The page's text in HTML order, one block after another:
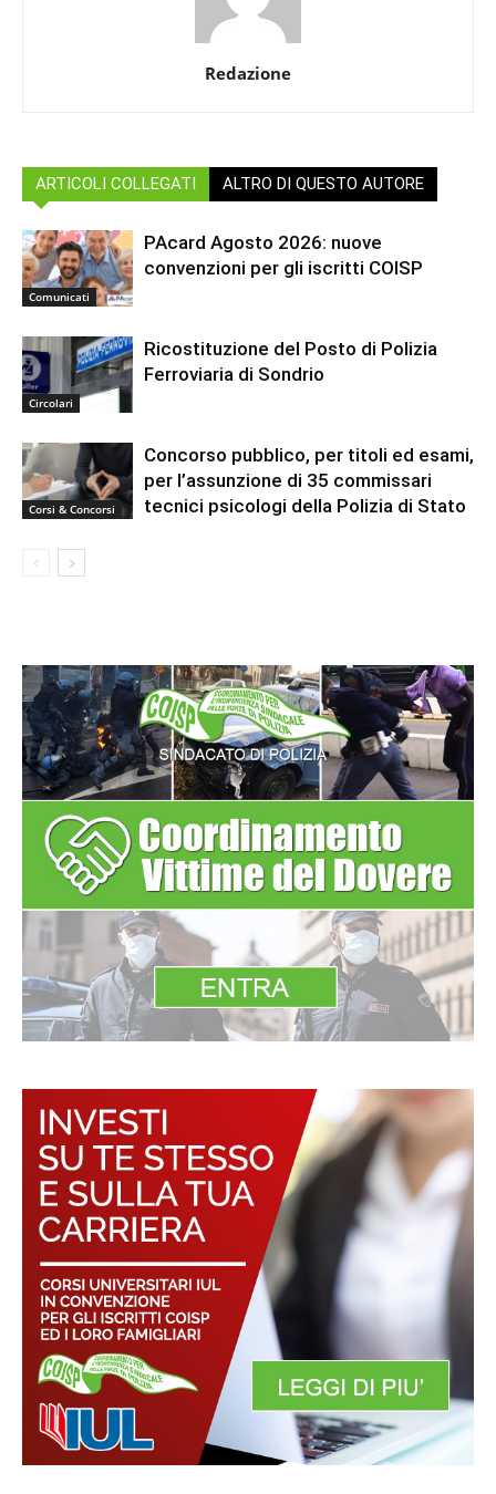
Redazione
ARTICOLI COLLEGATI ALTRO DI QUESTO AUTORE
Comunicati
PAcard Agosto 2026: nuove
convenzioni per gli iscritti COISP
Circolari
Ricostituzione del Posto di Polizia
Ferroviaria di Sondrio
Corsi & Concorsi
Concorso pubblico, per titoli ed esami,
per l’assunzione di 35 commissari
tecnici psicologi della Polizia di Stato